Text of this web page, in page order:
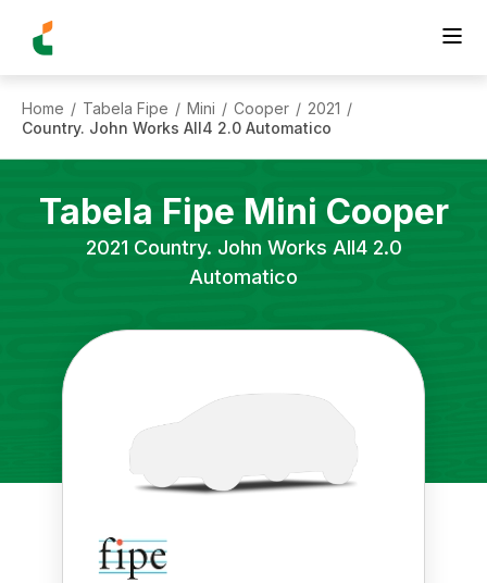
Home / Tabela Fipe / Mini / Cooper / 2021 /
Country. John Works All4 2.0 Automatico
Tabela Fipe Mini Cooper
2021 Country. John Works All4 2.0
Automatico